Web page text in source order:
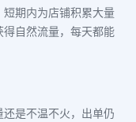
期内为店铺积累大量
自然流量，每天都能
是不温不火，出单仍